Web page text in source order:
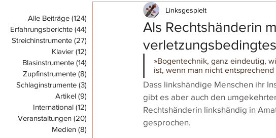
Alle Beiträge (124)
Erfahrungsberichte (44)
Streichinstrumente (27)
Klavier (12)
Blasinstrumente (14)
Zupfinstrumente (8)
Schlaginstrumente (3)
Artikel (9)
International (12)
Veranstaltungen (20)
Medien (8)
Als Rechtshänderin
Linksgespielt
»Bogentechnik, ganz eindeutig,
ist, wenn man nicht
Dass linkshändige Menschen ihr
gibt es aber auch den
Rechtshänderin linkshändig in
gesprochen.